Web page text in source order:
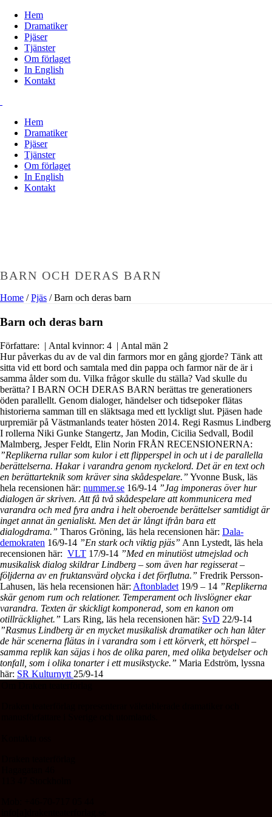
Hem
Dramatiker
Pjäser
Tjänster
Om förlaget
In English
Kontakt
Hem
Dramatiker
Pjäser
Tjänster
Om förlaget
In English
Kontakt
BARN OCH DERAS BARN
Home /Pjäs / Barn och deras barn
Barn och deras barn
Författare: | Antal kvinnor: 4 | Antal män 2
Hur påverkas du av de val din farmors mor en gång gjorde? Tänk att
sitta vid ett bord och samtala med din pappa och farmor när de är i
samma ålder som du. Vilka frågor skulle du ställa? Vad skulle du
berätta? I BARN OCH DERAS BARN berättas tre generationers
öden parallellt. Genom dialoger, händelser och tidsepoker flätas
historierna samman till en släktsaga med ett lyckligt slut. Pjäsen hade
urpremiär på Västmanlands teater hösten 2014. Regi Rasmus Lindberg
I rollerna Niki Gunke Stangertz, Jan Modin, Cicilia Sedvall, Bodil
Malmberg, Jesper Feldt, Elin Norin FRÅN RECENSIONERNA:
”Replikerna rullar som kulor i ett flipperspel in och ut i de parallella
berättelserna. Hakar i varandra genom nyckelord. Det är en text och
en berättarteknik som kräver sina skådespelare.” Yvonne Busk, läs
hela recensionen här: nummer.se 16/9-14 ”Jag imponeras över hur
dialogen är skriven. Att få två skådespelare att kommunicera med
varandra och med fyra andra i helt oberoende berättelser samtidigt är
inget annat än genialiskt. Men det är långt ifrån bara ett
dialogdrama.” Tharos Gröning, läs hela recensionen här: Dala-
demokraten 16/9-14 ”En stark och viktig pjäs” Ann Lystedt, läs hela
recensionen här: VLT 17/9-14 ”Med en minutiöst utmejslad och
musikalisk dialog skildrar Lindberg – som även har regisserat –
följderna av en fruktansvärd olycka i det förflutna.” Fredrik Persson-
Lahusen, läs hela recensionen här: Aftonbladet 19/9 – 14 ”Replikerna
skär genom rum och relationer. Temperament och livslögner ekar
varandra. Texten är skickligt komponerad, som en kanon om
otillräcklighet.” Lars Ring, läs hela recensionen här: SvD 22/9-14
”Rasmus Lindberg är en mycket musikalisk dramatiker och han låter
de här scenerna flätas in i varandra som i ett körverk, ett hörspel –
samma replik kan säjas i hos de olika paren, med olika betydelser och
tonfall, som i olika tonarter i ett musikstycke.” Maria Edström, lyssna
här: SR Kulturnytt 25/9-14